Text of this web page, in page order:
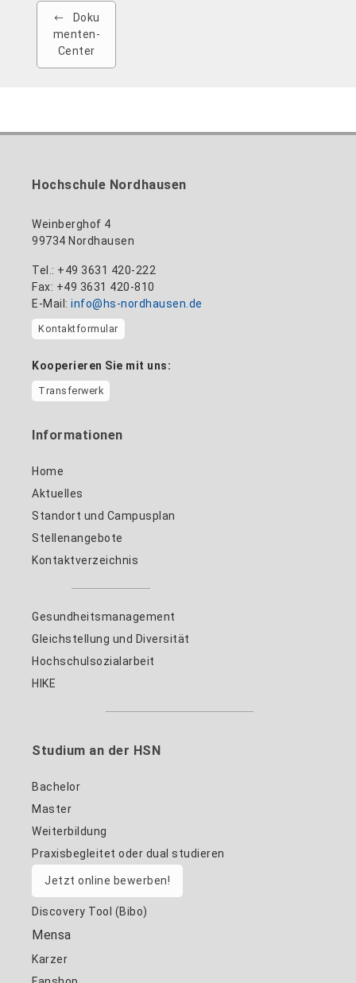
Doku
menten-
Center
Hochschule Nordhausen
Weinberghof 4
99734 Nordhausen
Tel.: +49 3631 420-222
Fax: +49 3631 420-810
E-Mail: info@hs-nordhausen.de
Kontaktformular
Kooperieren Sie mit uns:
Transferwerk
Informationen
Home
Aktuelles
Standort und Campusplan
Stellenangebote
Kontaktverzeichnis
Gesundheitsmanagement
Gleichstellung und Diversität
Hochschulsozialarbeit
HIKE
Studium an der HSN
Bachelor
Master
Weiterbildung
Praxisbegleitet oder dual studieren
Jetzt online bewerben!
Discovery Tool (Bibo)
Mensa
Karzer